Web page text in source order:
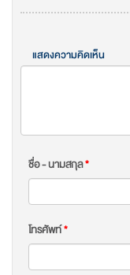
แสดงความคิดเห็น
ชื่อ - นามสกุล*
โทรศัพท์*